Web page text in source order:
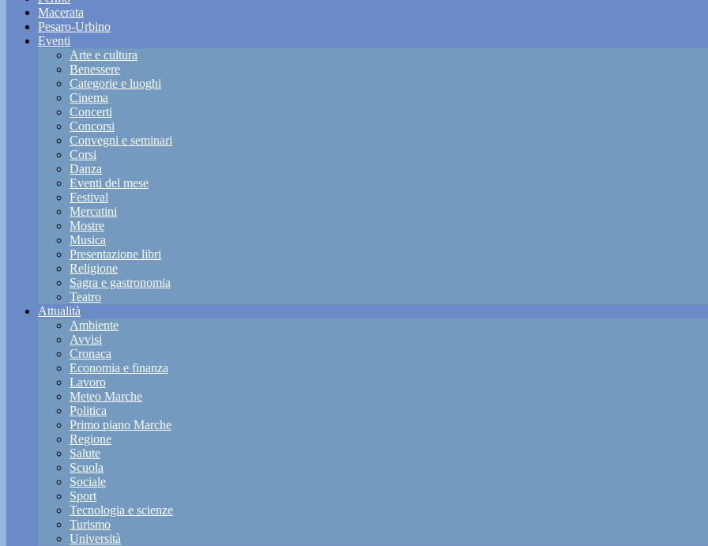
Macerata
Pesaro-Urbino
Eventi
Arte e cultura
Benessere
Categorie e luoghi
Cinema
Concerti
Concorsi
Convegni e seminari
Corsi
Danza
Eventi del mese
Festival
Mercatini
Mostre
Musica
Presentazione libri
Religione
Sagra e gastronomia
Teatro
Attualità
Ambiente
Avvisi
Cronaca
Economia e finanza
Lavoro
Meteo Marche
Politica
Primo piano Marche
Regione
Salute
Scuola
Sociale
Sport
Tecnologia e scienze
Turismo
Università